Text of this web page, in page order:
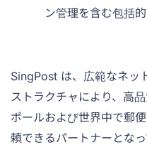
ン管理を含む包括
SingPost は、広範なネッ
ストラクチャにより、高
ポールおよび世界中で郵
頼できるパートナーとなっ